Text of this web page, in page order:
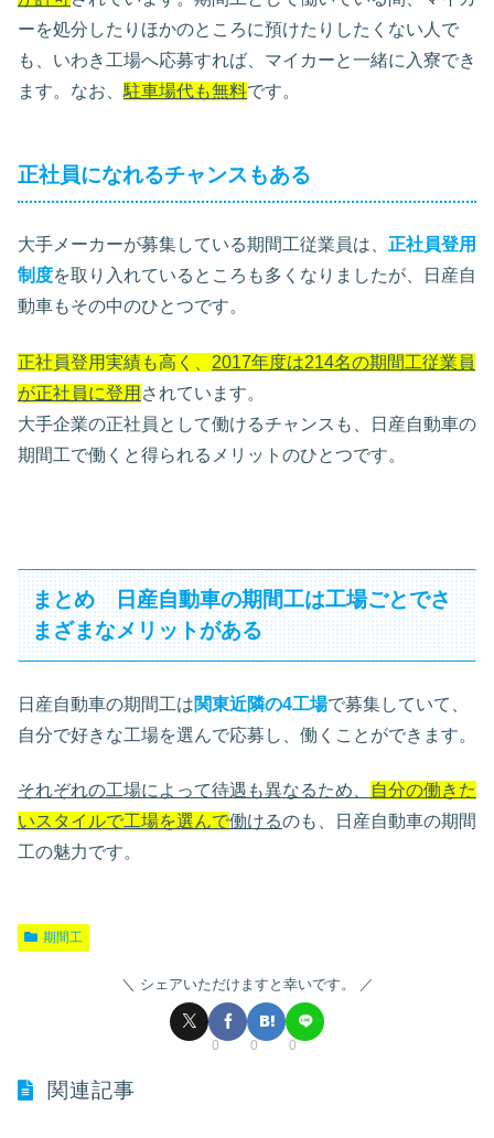
ーを処分したりほかのところに預けたりしたくない人で
も、いわき工場へ応募すれば、マイカーと一緒に入寮でき
ます。なお、 駐車場代も無料です。
正社員になれるチャンスもある
大手メーカーが募集している期間工従業員は、 正社員登用
制度を取り入れているところも多くなりましたが、日産自
動車もその中のひとつです。
正社員登用実績も高く、 2017年度は214名の期間工従業員
が正社員に登用 されています。
大手企業の正社員として働けるチャンスも、日産自動車の
期間工で働くと得られるメリットのひとつです。
まとめ 日産自動車の期間工は工場ごとでさ
まざまなメリットがある
日産自動車の期間工は関東近隣の4工場で募集していて、
自分で好きな工場を選んで応募し、働くことができます。
それぞれの工場によって待遇も異なるため、
自分の働きた
いスタイルで工場を選んで働けるのも、日産自動車の期間
工の魅力です。
期間工
シェアいただけますと幸いです。
0 0 0
関連記事